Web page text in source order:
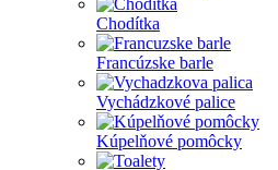
Chodítka
Francúzske barle
Vychádzkové palice
Kúpelňové pomôcky